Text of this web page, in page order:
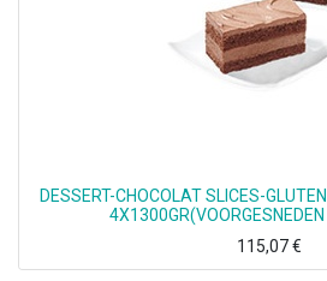
DESSERT-CHOCOLAT SLICES-
115,07€